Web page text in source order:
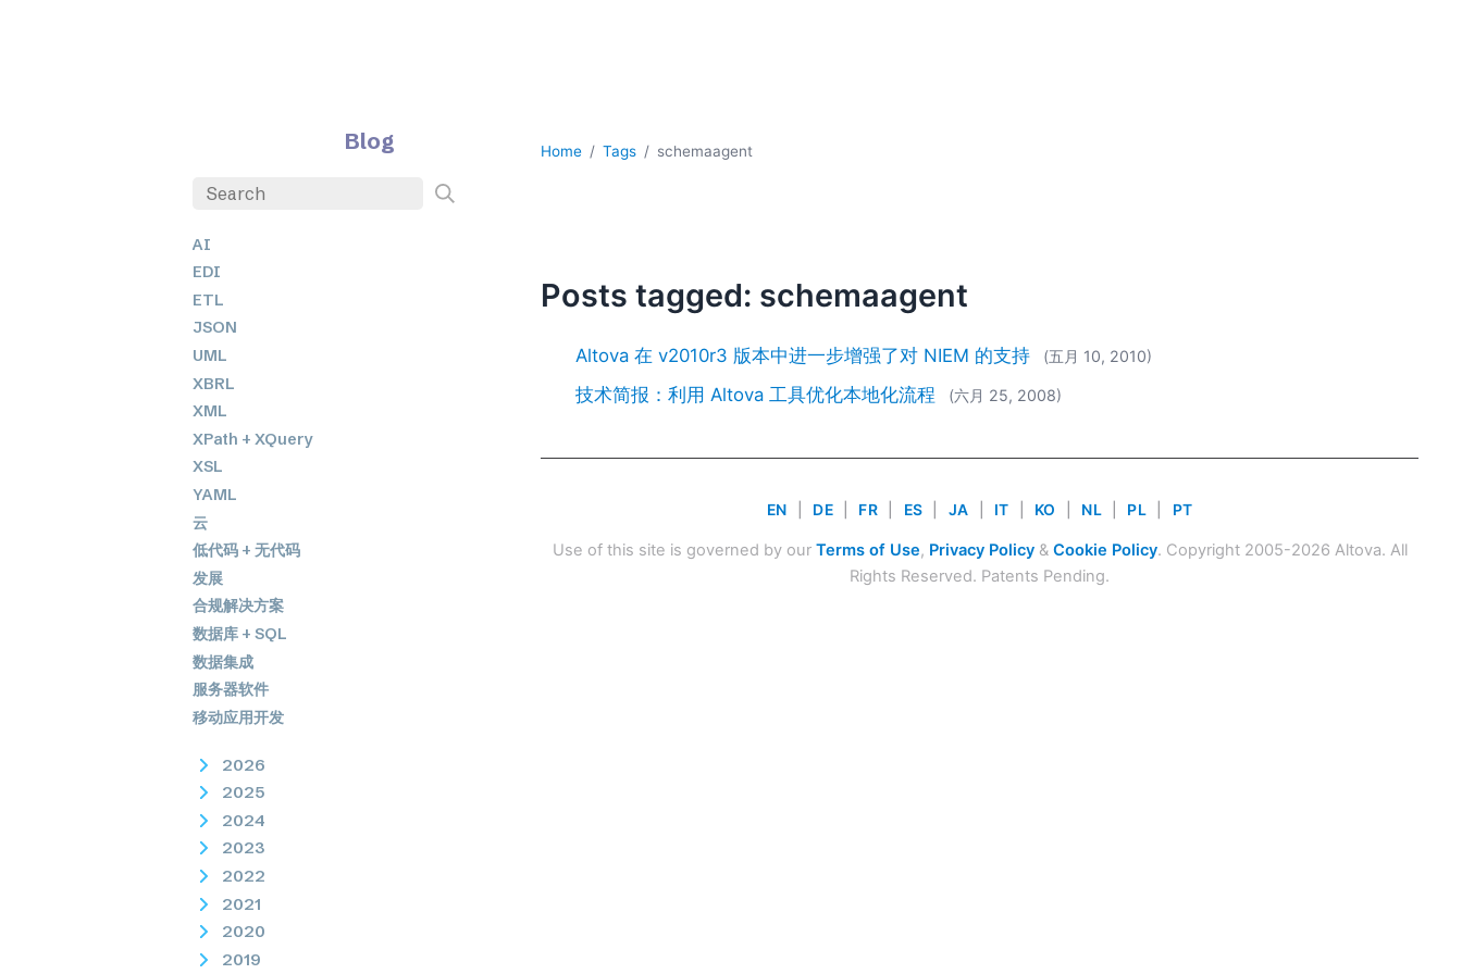
Blog
AI
EDI
ETL
JSON
UML
XBRL
XML
XPath + XQuery
XSL
YAML
云
低代码 + 无代码
发展
合规解决方案
数据库 + SQL
数据集成
服务器软件
移动应用开发
2026
2025
2024
2023
2022
2021
2020
2019
Home Tags schemaagent
Posts tagged: schemaagent
Altova 在 v2010r3 版本中进一步增强了对 NIEM 的支持 (五月 10, 2010)
技术简报：利用 Altova 工具优化本地化流程 (六月 25, 2008)
EN DE FR ES JA IT KO NL PL PT
Use of this site is governed by our Terms of Use, Privacy Policy& Cookie Policy. Copyright 2005-2026 Altova. All
Rights Reserved. Patents Pending.